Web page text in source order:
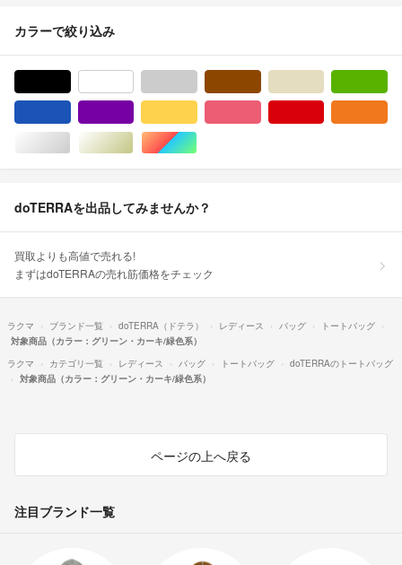
カラーで絞り込み
シルバー/銀色系ゴールド/金色系マルチカラー
doTERRAを出品してみませんか？
買取よりも高値で売れる!
まずはdoTERRAの売れ筋価格をチェック
ラクマ ブランド一覧 doTERRA（ドテラ） レディース バッグ
トートバッグ
対象商品（カラー：グリーン・カーキ/緑色系）
ラクマ
カテゴリ一覧 レディース バッグ トートバッグ
doTERRAのトートバッグ
対象商品（カラー：グリーン・カーキ/緑色系）
ページの上へ戻る
注目ブランド一覧